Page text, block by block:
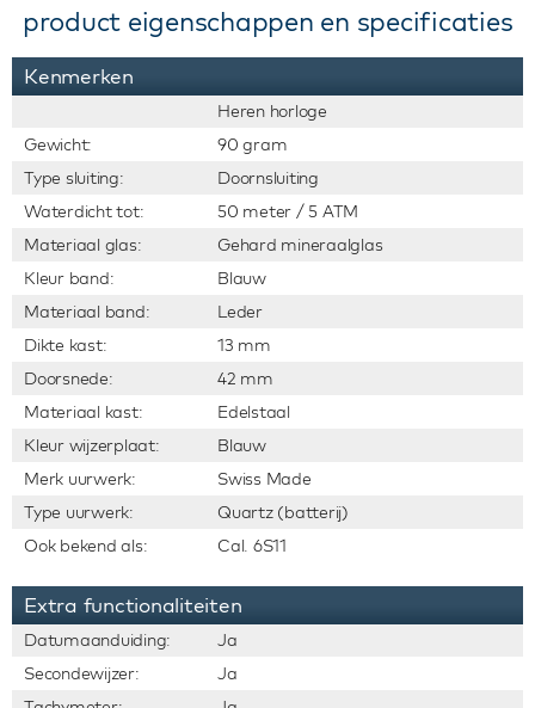
product eigenschappen en specificaties
Kenmerken
Heren horloge
Gewicht:
90 gram
Type sluiting:
Doornsluiting
Waterdicht tot:
50 meter / 5 ATM
Materiaal glas:
Gehard mineraalglas
Kleur band:
Blauw
Materiaal band:
Leder
Dikte kast:
13 mm
Doorsnede:
42 mm
Materiaal kast:
Edelstaal
Kleur wijzerplaat:
Blauw
Merk uurwerk:
Swiss Made
Type uurwerk:
Quartz (batterij)
Ook bekend als:
Cal. 6S11
Extra functionaliteiten
Datumaanduiding:
Ja
Secondewijzer:
Ja